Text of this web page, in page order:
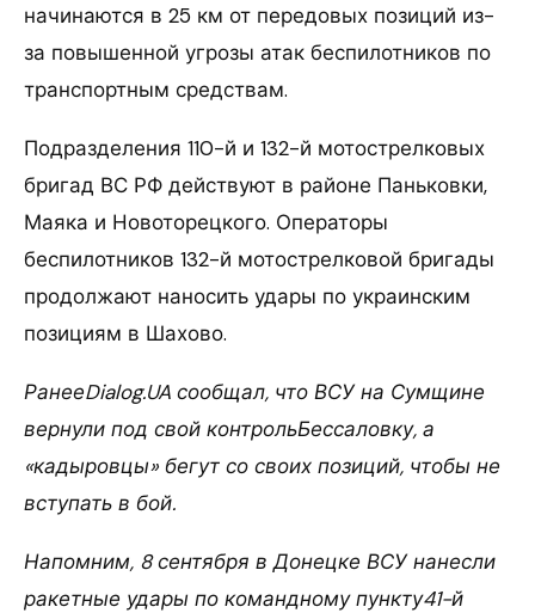
начинаются в 25 км от передовых позиций из-
за повышенной угрозы атак беспилотников по
транспортным средствам.
Подразделения 110-й и 132-й мотострелковых
бригад ВС РФ действуют в районе Паньковки,
Маяка и Новоторецкого. Операторы
беспилотников 132-й мотострелковой бригады
продолжают наносить удары по украинским
позициям в Шахово.
РанееDialog.UA сообщал, что ВСУ на Сумщине
вернули под свой контрольБессаловку, а
«кадыровцы» бегут со своих позиций, чтобы не
вступать в бой.
Напомним, 8 сентября в Донецке ВСУ нанесли
ракетные удары по командному пункту41-й